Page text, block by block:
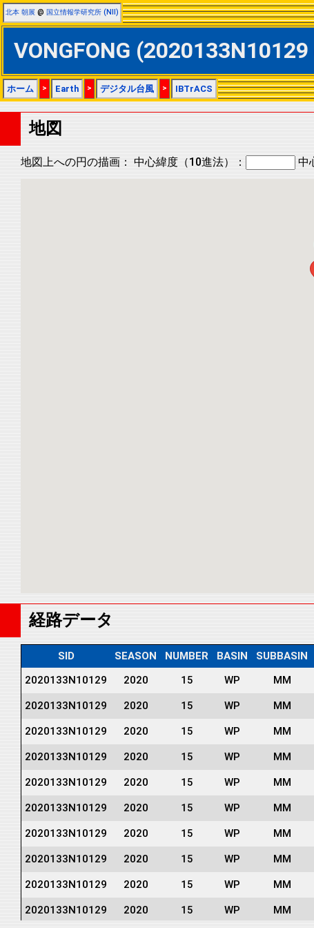
北本 朝展 @ 国立情報学研究所 (NII)
VONGFONG
ホーム > Earth > デジタル台風 > IBTrACS
地図
地図上への円の描画： 中心緯度（10進法）： 中
経路データ
SID SEASON NUMBER BASIN SUBBASIN
2020133N10129
2020 15 WP MM
2020133N10129 2020 15 WP MM
2020133N10129 2020 15 WP MM
2020133N10129 2020 15 WP MM
2020133N10129 2020 15 WP MM
2020133N10129 2020 15 WP MM
2020133N10129 2020 15 WP MM
2020133N10129 2020 15 WP MM
2020133N10129 2020 15 WP MM
2020133N10129 2020 15 WP MM